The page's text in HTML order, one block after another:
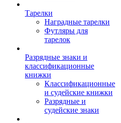
Тарелки
Наградные тарелки
Футляры для
тарелок
Разрядные знаки и
классификационные
книжки
Классификационные
и судейские книжки
Разрядные и
судейские знаки